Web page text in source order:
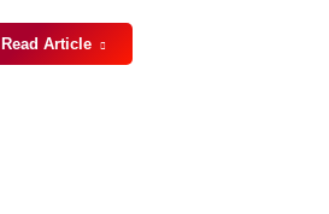
Read Article